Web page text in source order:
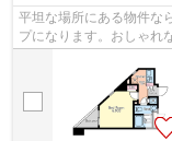
平坦な場所にある物件な
プになります。おしゃれ